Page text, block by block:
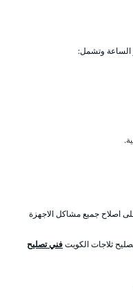
الساعة وتشمل:
اصلاح جميع مشاكل الاجهزة
ثلاجات الكويتفني تصليح